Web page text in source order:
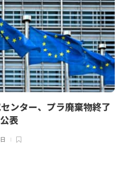
ンター、プラ廃棄物終了
表